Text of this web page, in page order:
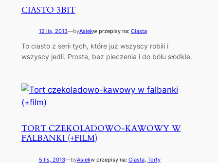
CIASTO 3BIT
12 lis, 2013—byAsiekw przepisy na: Ciasta
To ciasto z serii tych, które już wszyscy robili i
wszyscy jedli. Proste, bez pieczenia i do bólu słodkie.
TORT CZEKOLADOWO-KAWOWY W
FALBANKI (+FILM)
5 lis, 2013—byAsiekw przepisy na: Ciasta, Torty